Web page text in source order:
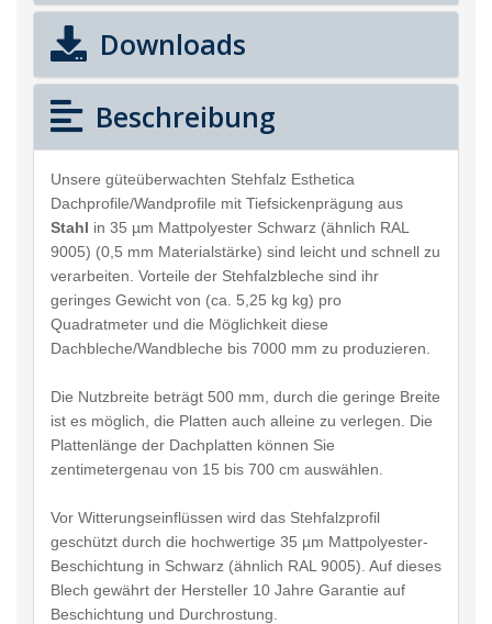
Downloads
Beschreibung
Unsere güteüberwachten Stehfalz Esthetica
Dachprofile/Wandprofile mit Tiefsickenprägung aus
Stahl in 35 µm Mattpolyester Schwarz (ähnlich RAL
9005) (0,5 mm Materialstärke) sind leicht und schnell zu
verarbeiten. Vorteile der Stehfalzbleche sind ihr
geringes Gewicht von (ca. 5,25 kg kg) pro
Quadratmeter und die Möglichkeit diese
Dachbleche/Wandbleche bis 7000 mm zu produzieren.
Die Nutzbreite beträgt 500 mm, durch die geringe Breite
ist es möglich, die Platten auch alleine zu verlegen. Die
Plattenlänge der Dachplatten können Sie
zentimetergenau von 15 bis 700 cm auswählen.
Vor Witterungseinflüssen wird das Stehfalzprofil
geschützt durch die hochwertige 35 µm Mattpolyester-
Beschichtung in Schwarz (ähnlich RAL 9005). Auf dieses
Blech gewährt der Hersteller 10 Jahre Garantie auf
Beschichtung und Durchrostung.